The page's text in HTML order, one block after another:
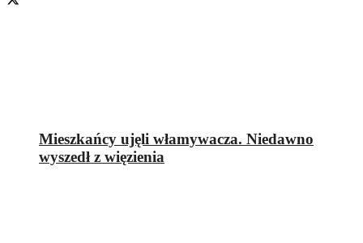
Mieszkańcy ujęli włamywacza. Niedawno
wyszedł z więzienia